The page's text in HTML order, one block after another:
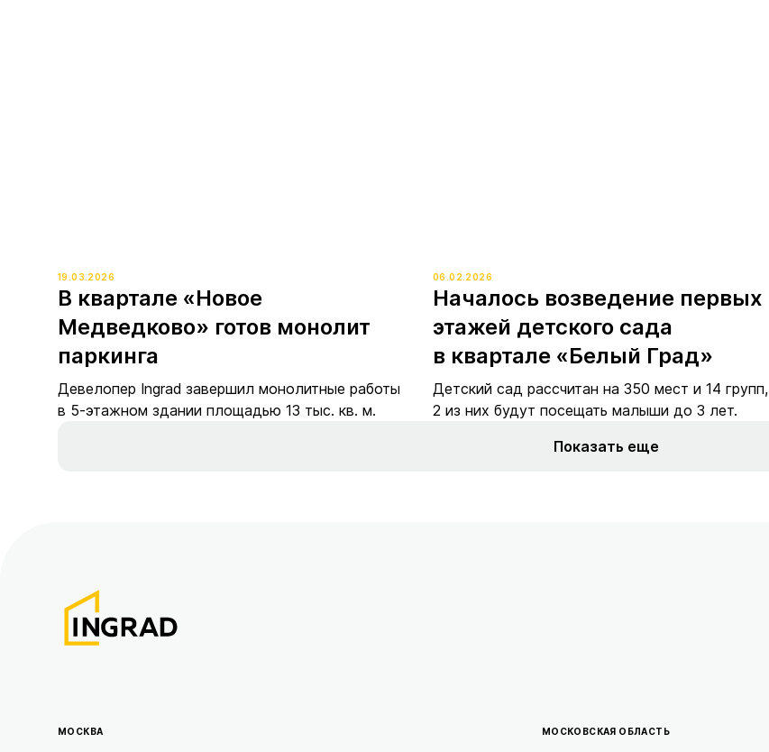
19.03.2026
В квартале «Новое
Медведково» готов монолит
паркинга
Девелопер Ingrad завершил монолитные работы
в 5-этажном здании площадью 13 тыс. кв. м.
06.02.2026
Началось возведение первых
этажей детского сада
в квартале «Белый Град»
Детский сад рассчитан на 350 мест и 14 групп,
2 из них будут посещать малыши до 3 лет.
Показать еще
МОСКВА МОСКОВСКАЯ ОБЛАСТЬ